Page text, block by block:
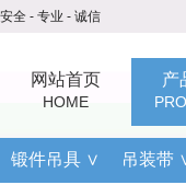
安全 - 专业 - 诚信
网站首页
HOME
产
锻件吊具 ∨ 吊装带